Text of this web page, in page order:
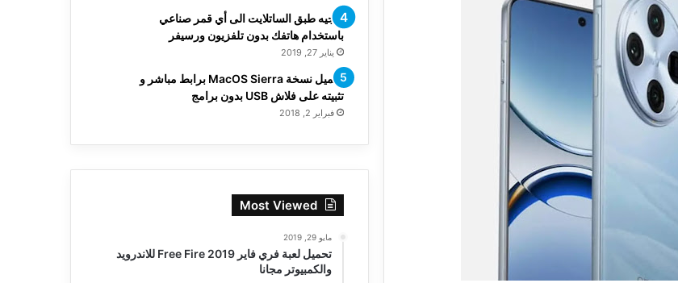
توجيه طبق الساتلايت الى أي قمر صناعي
باستخدام هاتفك بدون تلفزيون ورسيفر
يناير 27, 2019
تحميل نسخة MacOS Sierra برابط مباشر و
تثبيته على فلاش USB بدون برامج
فبراير 2, 2018
Most Viewed
مايو 29, 2019
تحميل لعبة فري فاير Free Fire 2019 للاندرويد
والكمبيوتر مجانا